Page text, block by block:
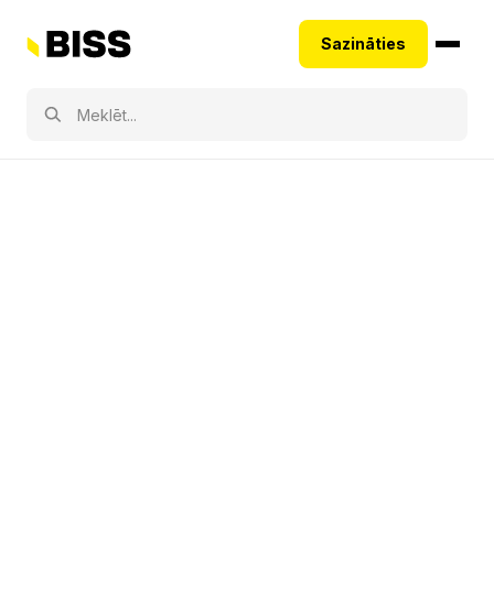
Sazināties